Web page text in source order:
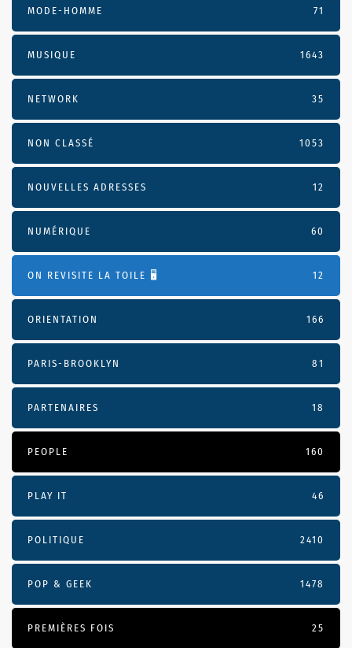
MODE-HOMME 71
MUSIQUE 1643
NETWORK 35
NON CLASSÉ 1053
NOUVELLES ADRESSES 12
NUMÉRIQUE 60
ON REVISITE LA TOILE 🖥️ 12
ORIENTATION 166
PARIS-BROOKLYN 81
PARTENAIRES 18
PEOPLE 160
PLAY IT 46
POLITIQUE 2410
POP & GEEK 1478
PREMIÈRES FOIS 25